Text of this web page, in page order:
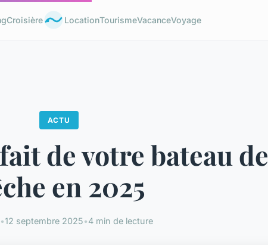
Croisière LocationTourismeVacanceVoyage
ACTU
de votre bateau de
en 2025
•12 septembre 2025•4 min de lecture